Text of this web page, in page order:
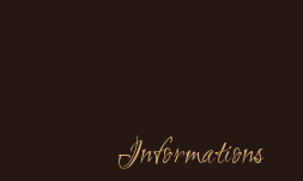
Informations